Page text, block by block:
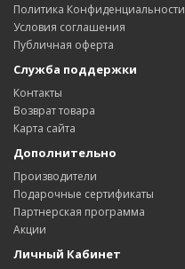
Политика Конфиденциальности
Условия соглашения
Публичная оферта
Служба поддержки
Контакты
Возврат товара
Карта сайта
Дополнительно
Производители
Подарочные сертификаты
Партнерская программа
Акции
Личный Кабинет